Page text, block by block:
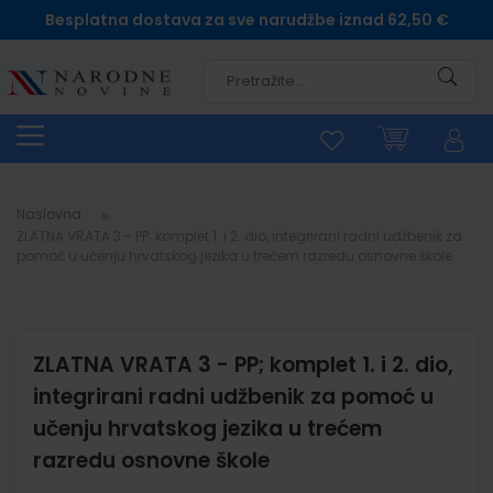
Besplatna dostava za sve narudžbe iznad 62,50 €
Naslovna
ZLATNA VRATA 3 - PP; komplet 1. i 2. dio,
integrirani radni udžbenik za pomoć u
učenju hrvatskog jezika u trećem
razredu osnovne škole